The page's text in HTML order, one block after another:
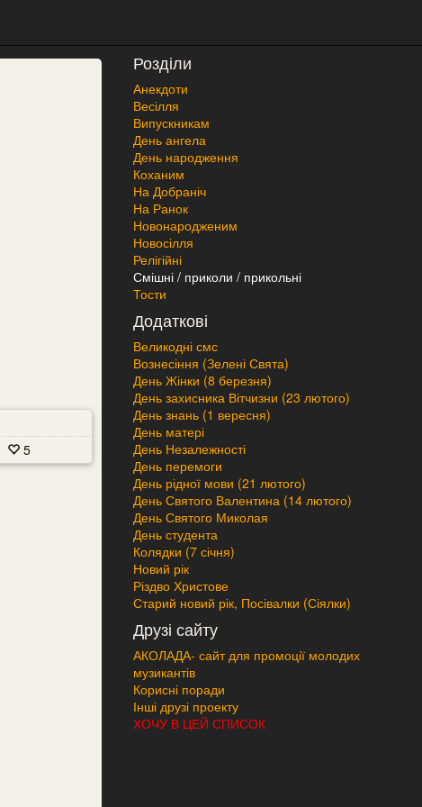
5
Розділи
Анекдоти
Весілля
Випускникам
День ангела
День народження
Коханим
На Добраніч
На Ранок
Новонародженим
Новосілля
Релігійні
Смішні / приколи / прикольні
Тости
Додаткові
Великодні смс
Вознесіння (Зелені Свята)
День Жінки (8 березня)
День захисника Вітчизни (23 лютого)
День знань (1 вересня)
День матері
День Незалежності
День перемоги
День рідної мови (21 лютого)
День Святого Валентина (14 лютого)
День Святого Миколая
День студента
Колядки (7 січня)
Новий рік
Різдво Христове
Старий новий рік, Посівалки (Сіялки)
Друзі сайту
АКОЛАДА- сайт для промоції молодих
музикантів
Корисні поради
Інші друзі проекту
ХОЧУ В ЦЕЙ СПИСОК